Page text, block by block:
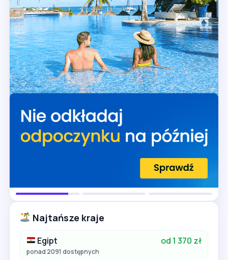
Najtańsze kraje
Egipt od 1 370 zł
ponad 2091 dostępnych